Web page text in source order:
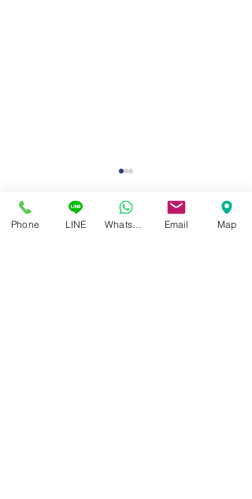
Phone LINE Email Map